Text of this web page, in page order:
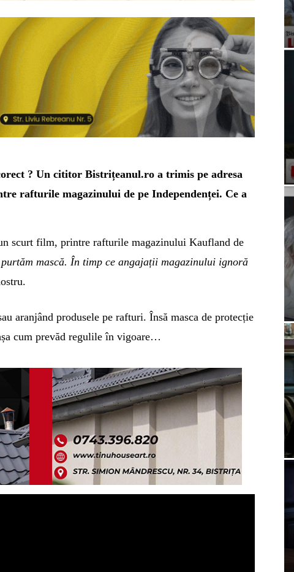
? Un cititor Bistrițeanul.ro a trimis pe adresa
rafturile magazinului de pe Independenței. Ce a
scurt film, printre rafturile magazinului Kaufland de
mască. În timp ce angajații magazinului ignoră
aranjând produsele pe rafturi. Însă masca de protecție
cum prevăd regulile în vigoare…